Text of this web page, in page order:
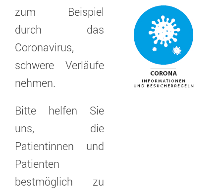
zum Beispiel
durch das
Coronavirus,
schwere Verläufe
nehmen.
Bitte helfen Sie
uns, die
Patientinnen und
Patienten
bestmöglich zu